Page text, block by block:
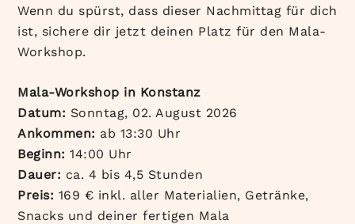
Wenn du spürst, dass dieser Nachmittag für dich
ist, sichere dir jetzt deinen Platz für den Mala-
Workshop.
Mala-Workshop in Konstanz
Datum: Sonntag, 02. August 2026
Ankommen: ab 13:30 Uhr
Beginn: 14:00 Uhr
Dauer: ca. 4 bis 4,5 Stunden
Preis: 169 € inkl. aller Materialien, Getränke,
Snacks und deiner fertigen Mala